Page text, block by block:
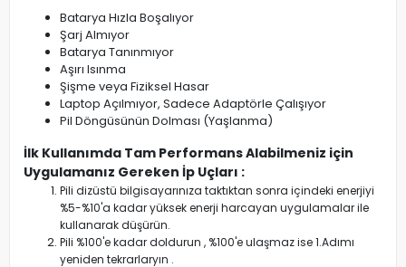
Batarya Hızla Boşalıyor
Şarj Almıyor
Batarya Tanınmıyor
Aşırı Isınma
Şişme veya Fiziksel Hasar
Laptop Açılmıyor, Sadece Adaptörle Çalışıyor
Pil Döngüsünün Dolması (Yaşlanma)
İlk Kullanımda Tam Performans Alabilmeniz için
Uygulamanız Gereken İp Uçları :
Pili dizüstü bilgisayarınıza taktıktan sonra içindeki enerjiyi
%5-%10'a kadar yüksek enerji harcayan uygulamalar ile
kullanarak düşürün.
Pili %100'e kadar doldurun , %100'e ulaşmaz ise 1.Adımı
yeniden tekrarlaryın .